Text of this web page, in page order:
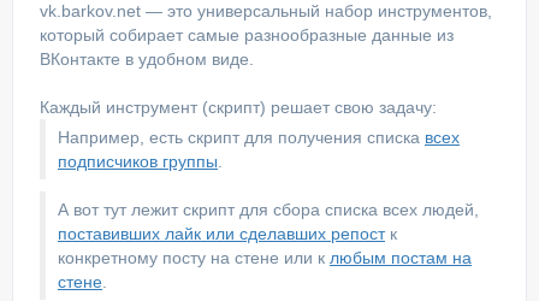
vk.barkov.net — это универсальный набор инструментов,
который собирает самые разнообразные данные из
ВКонтакте в удобном виде.
Каждый инструмент (скрипт) решает свою задачу:
Например, есть скрипт для получения списка всех
подписчиков группы
А вот тут лежит скрипт для сбора списка всех людей,
поставивших лайк или сделавших репостк
конкретному посту на стене или к любым постам на
стене